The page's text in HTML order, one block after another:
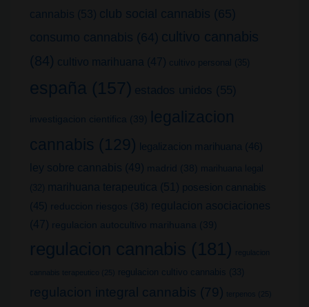
cannabis (53) club social cannabis (65)
consumo cannabis (64) cultivo cannabis
(84) cultivo marihuana (47) cultivo personal (35)
españa (157) estados unidos (55)
investigacion cientifica (39)
legalizacion
cannabis (129) legalizacion marihuana (46)
ley sobre cannabis (49) madrid (38)
marihuana legal
(32)
marihuana terapeutica (51) posesion cannabis
(45) reduccion riesgos (38)
regulacion asociaciones
(47) regulacion autocultivo marihuana (39)
regulacion cannabis (181) regulacion
cannabis terapeutico (25) regulacion cultivo cannabis (33)
regulacion integral cannabis (79) terpenos (25)